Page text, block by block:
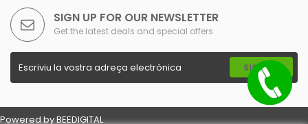
SIGN UP FOR OUR NEWSLETTER
Get the latest deals and special offers
SIGN UP
Powered byBEEDIGITAL